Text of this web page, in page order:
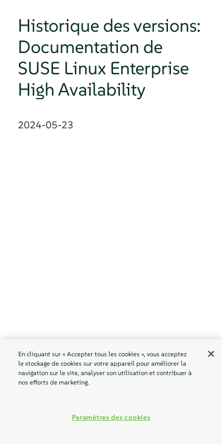
Historique des versions:
Documentation de
SUSE Linux Enterprise
High Availability
2024-05-23
En cliquant sur « Accepter tous les cookies », vous acceptez
le stockage de cookies sur votre appareil pour améliorer la
navigation sur le site, analyser son utilisation et contribuer à
nos efforts de marketing.
Paramètres des cookies